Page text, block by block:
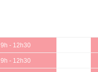
9h - 12h30
9h - 12h30